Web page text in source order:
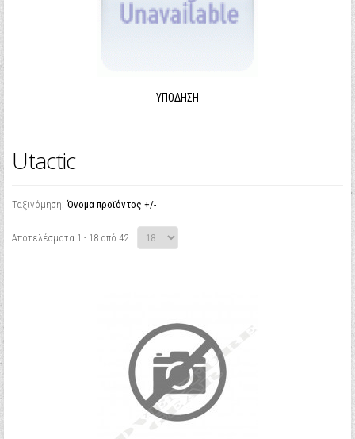
ΥΠΌΔΗΣΗ
Utactic
Ταξινόμηση: Όνομα προϊόντος +/-
Αποτελέσματα 1 - 18 από 42